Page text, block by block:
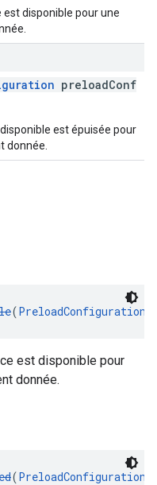
disponible pour une
preloadConf
est épuisée pour
donnée.
(PreloadConfiguration
est disponible pour
donnée.
(PreloadConfiguration